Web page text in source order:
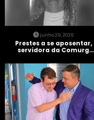
junho 29, 2026
Prestes a se aposentar,
servidora da Comurg
entra em protocolo de
morte encefálica